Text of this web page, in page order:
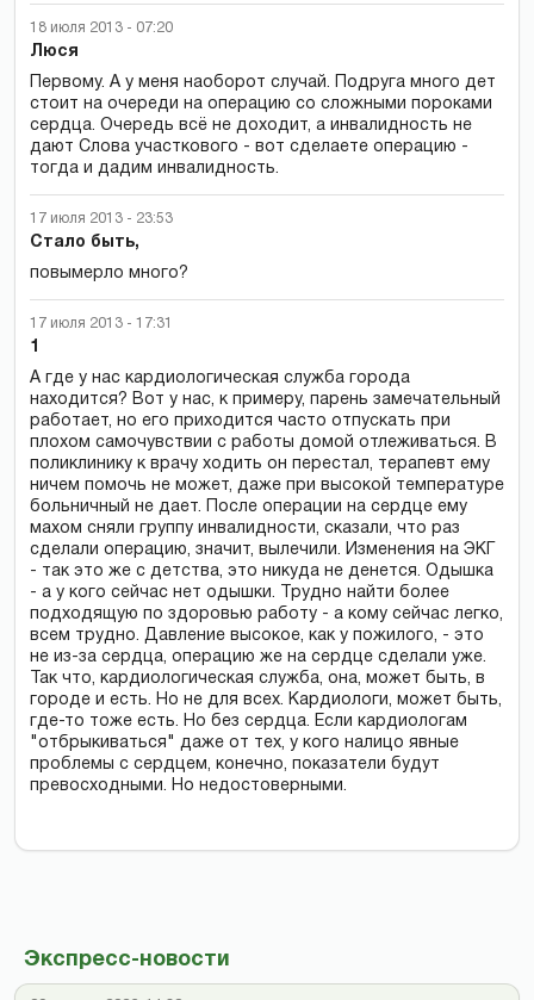
Экспресс-новости
18 июля 2013 - 07:20
Люся
Первому. А у меня наоборот случай. Подруга много дет
стоит на очереди на операцию со сложными пороками
сердца. Очередь всё не доходит, а инвалидность не
дают Слова участкового - вот сделаете операцию -
тогда и дадим инвалидность.
17 июля 2013 - 23:53
Cтало быть,
повымерло много?
17 июля 2013 - 17:31
1
А где у нас кардиологическая служба города
находится? Вот у нас, к примеру, парень замечательный
работает, но его приходится часто отпускать при
плохом самочувствии с работы домой отлеживаться. В
поликлинику к врачу ходить он перестал, терапевт ему
ничем помочь не может, даже при высокой температуре
больничный не дает. После операции на сердце ему
махом сняли группу инвалидности, сказали, что раз
сделали операцию, значит, вылечили. Изменения на ЭКГ
- так это же с детства, это никуда не денется. Одышка
- а у кого сейчас нет одышки. Трудно найти более
подходящую по здоровью работу - а кому сейчас легко,
всем трудно. Давление высокое, как у пожилого, - это
не из-за сердца, операцию же на сердце сделали уже.
Так что, кардиологическая служба, она, может быть, в
городе и есть. Но не для всех. Кардиологи, может быть,
где-то тоже есть. Но без сердца. Если кардиологам
"отбрыкиваться" даже от тех, у кого налицо явные
проблемы с сердцем, конечно, показатели будут
превосходными. Но недостоверными.